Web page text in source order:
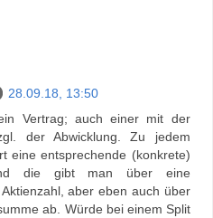
28.09.18, 13:50
Vertrag; auch einer mit der
der Abwicklung. Zu jedem
eine entsprechende (konkrete)
die gibt man über eine
aber eben auch über
ab. Würde bei einem Split